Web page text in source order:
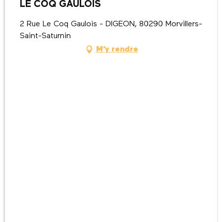
LE COQ GAULOIS
2 Rue Le Coq Gaulois - DIGEON, 80290 Morvillers-
Saint-Saturnin
M'y rendre